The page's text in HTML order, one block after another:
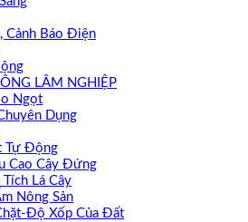
Cảnh Báo Điện
LÂM NGHIỆP
Ngọt
Dụng
Tự Động
Cao Cây Đứng
Lá Cây
Nông Sản
Độ Xốp Của Đất